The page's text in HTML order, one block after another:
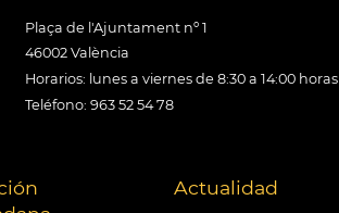
Plaça de l'Ajuntament nº 1
46002 València
Horarios: lunes a viernes de 8:30 a 14:00 horas
Teléfono: 963 52 54 78
Actualidad